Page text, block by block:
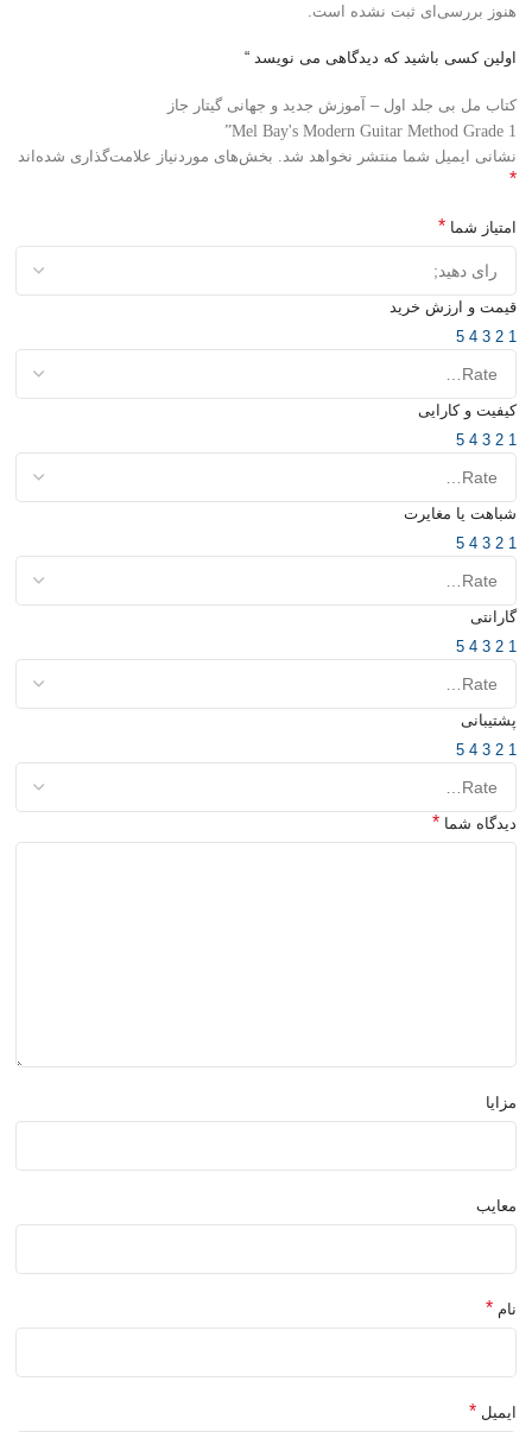
هنوز بررسی‌ای ثبت نشده است.
اولین کسی باشید که دیدگاهی می نویسد “
کتاب مل بی جلد اول – آموزش جدید و جهانی گیتار جاز
Mel Bay's Modern Guitar Method Grade 1”
نشانی ایمیل شما منتشر نخواهد شد.
بخش‌های موردنیاز علامت‌گذاری شده‌اند
*
امتیاز شما *
قیمت و ارزش خرید
1
2
3
4
5
کیفیت و کارایی
1
2
3
4
5
شباهت یا مغایرت
1
2
3
4
5
گارانتی
1
2
3
4
5
پشتیبانی
1
2
3
4
5
دیدگاه شما *
مزایا
معایب
نام *
ایمیل *